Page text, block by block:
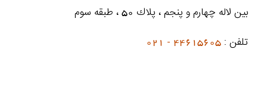
بین لاله چهارم و پنجم ، پلاك 50 ، طبقه سوم
تلفن : 44615605 - 021